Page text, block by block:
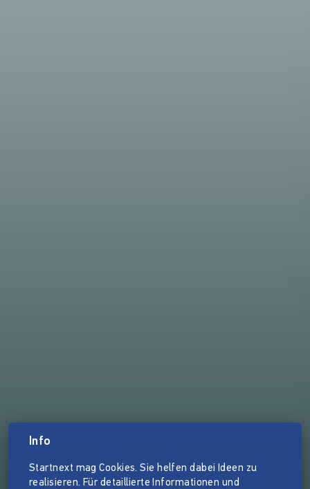
Info
Startnext mag Cookies. Sie helfen dabei Ideen zu
realisieren. Für detaillierte Informationen und